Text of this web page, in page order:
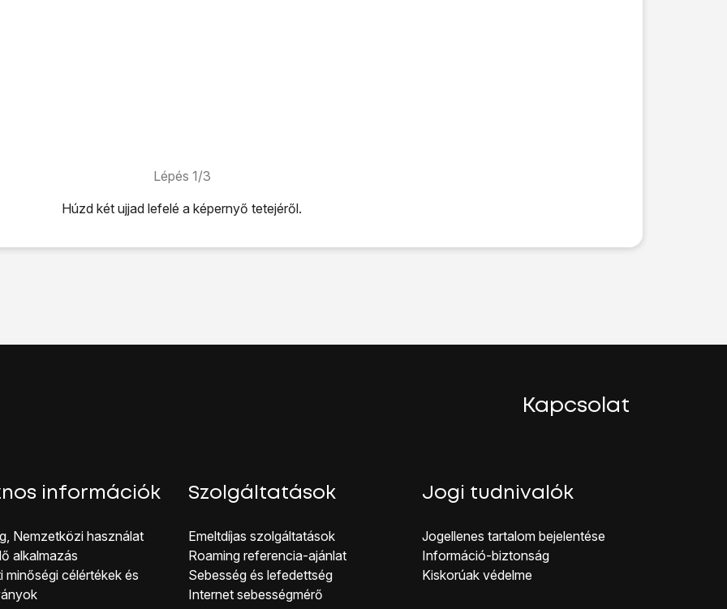
Lépés 1/3
Húzd két ujjad lefelé a képernyő tetejéről.
ikonraa funkció be- vagy kikapcsolásához.
Kapcsolat
információk
Nemzetközi használat
alkalmazás
minőségi célérté kek és
Szolgáltatások
Emeltdíjas szolgáltatások
Roaming referencia-ajánlat
Sebesség és lefedettség
Internet sebességmérő
Jogi tudnivalók
Jogellenes ta rtalom bejelentése
Inf ormáció-biztonság
Kiskorúak véd elme